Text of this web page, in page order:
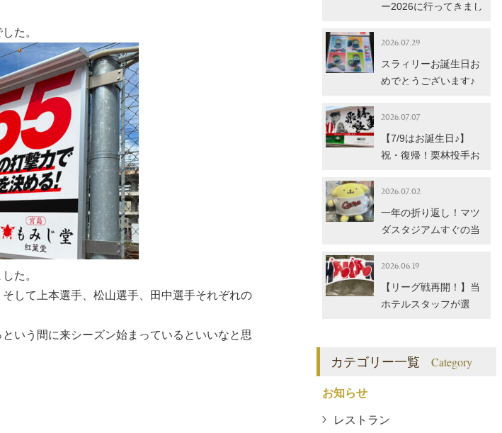
た。
た。
して上本選手、松山選手、田中選手それぞれの
いう間に来シーズン始まっているといいなと思
ー2026に行ってきまし
2026.07.29
スラィリーお誕生日お
めでとうございます♪
2026.07.07
【7/9はお誕生日♪】
祝・復帰！栗林投手お
当館のイチオシカープ
グッズもご紹介
2026.07.02
一年の折り返し！マツ
ダスタジアムすぐの当
サンリオ」コラボグッ
ズ
2026.06.19
【リーグ戦再開！】当
ホテルスタッフが選
カテゴリー一覧 Category
お知らせ
レストラン